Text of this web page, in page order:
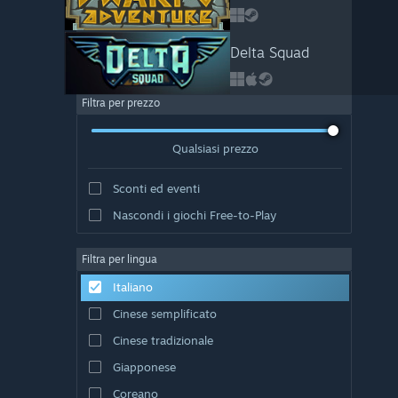
Delta Squad
Filtra per prezzo
Qualsiasi prezzo
Sconti ed eventi
Nascondi i giochi Free-to-Play
Filtra per lingua
Italiano
Cinese semplificato
Cinese tradizionale
Giapponese
Coreano